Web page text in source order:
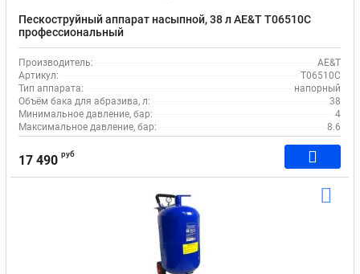
Пескоструйный аппарат насыпной, 38 л AE&T T06510C
профессиональный
Производитель:
AE&T
Артикул:
T06510C
Тип аппарата:
напорный
Объём бака для абразива, л:
38
Минимальное давление, бар:
4
Максимальное давление, бар:
8.6
17 490 руб